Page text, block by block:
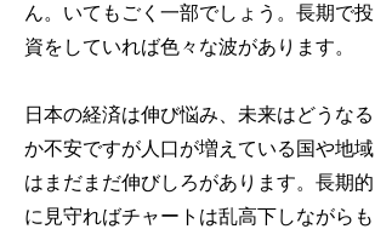
ん。いてもごく一部でしょう。長期で投
資をしていれば色々な波があります。
日本の経済は伸び悩み、未来はどうなる
か不安ですが人口が増えている国や地域
はまだまだ伸びしろがあります。長期的
に見守ればチャートは乱高下しながらも